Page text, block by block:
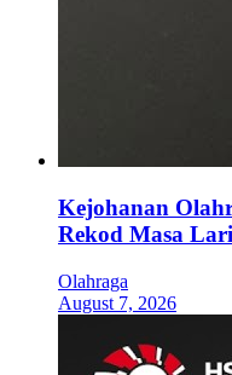
Kejohanan
Rekod Masa
Olahraga
August 7, 2026